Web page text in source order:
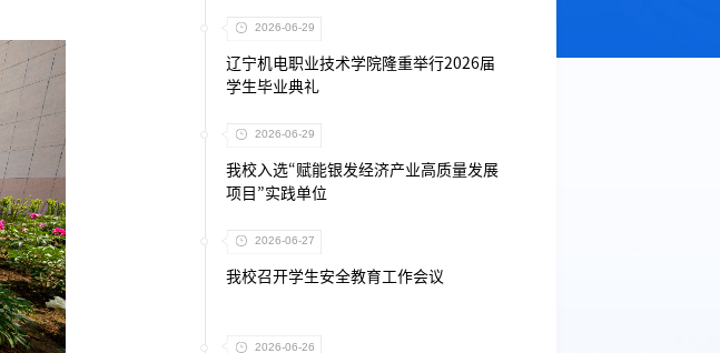
2026-06-29
辽宁机电职业技术学院隆重举行2026届
学生毕业典礼
2026-06-29
我校入选“赋能银发经济产业高质量发展
项目”实践单位
2026-06-27
我校召开学生安全教育工作会议
2026-06-26